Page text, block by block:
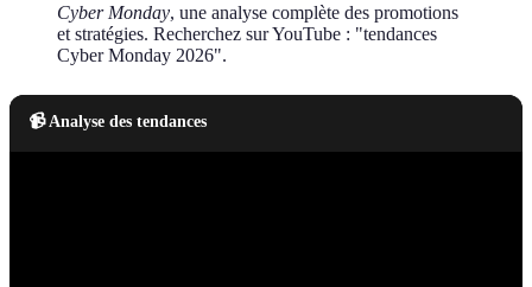
Cyber Monday, une analyse complète des promotions
et stratégies. Recherchez sur YouTube : "tendances
Cyber Monday 2026".
📹 Analyse des tendances